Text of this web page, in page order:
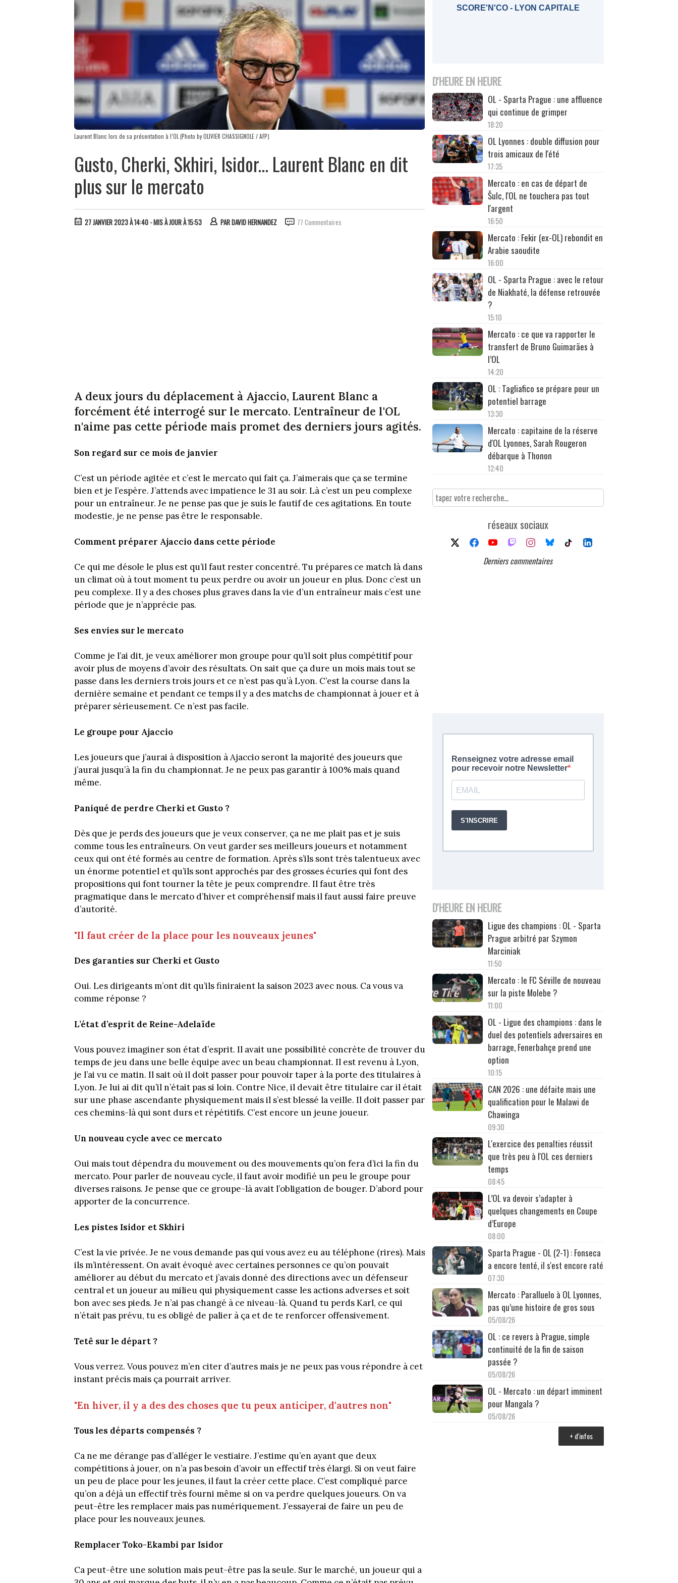
Laurent Blanc lors de sa présentation à l’OL (Photo by OLIVIER CHASSIGNOLE / AFP)
Gusto, Cherki, Skhiri, Isidor... Laurent Blanc en dit
plus sur le mercato
27 JANVIER 2023 À 14:40 - MIS À JOUR À 15:53 PARDAVID HERNANDEZ 77 Commentaires
A deux jours du déplacement à Ajaccio, Laurent Blanc a
forcément été interrogé sur le mercato. L'entraîneur de l'OL
n'aime pas cette période mais promet des derniers jours agités.
Son regard sur ce mois de janvier
C’est un période agitée et c’est le mercato qui fait ça. J’aimerais que ça se termine
bien et je l’espère. J’attends avec impatience le 31 au soir. Là c’est un peu complexe
pour un entraîneur. Je ne pense pas que je suis le fautif de ces agitations. En toute
modestie, je ne pense pas être le responsable.
Comment préparer Ajaccio dans cette période
Ce qui me désole le plus est qu’il faut rester concentré. Tu prépares ce match là dans
un climat où à tout moment tu peux perdre ou avoir un joueur en plus. Donc c’est un
peu complexe. Il y a des choses plus graves dans la vie d’un entraîneur mais c’est une
période que je n’apprécie pas.
Ses envies sur le mercato
Comme je l’ai dit, je veux améliorer mon groupe pour qu’il soit plus compétitif pour
avoir plus de moyens d’avoir des résultats. On sait que ça dure un mois mais tout se
passe dans les derniers trois jours et ce n’est pas qu’à Lyon. C’est la course dans la
dernière semaine et pendant ce temps il y a des matchs de championnat à jouer et à
préparer sérieusement. Ce n’est pas facile.
Le groupe pour Ajaccio
Les joueurs que j’aurai à disposition à Ajaccio seront la majorité des joueurs que
j’aurai jusqu’à la fin du championnat. Je ne peux pas garantir à 100% mais quand
même.
Paniqué de perdre Cherki et Gusto ?
Dès que je perds des joueurs que je veux conserver, ça ne me plait pas et je suis
comme tous les entraîneurs. On veut garder ses meilleurs joueurs et notamment
ceux qui ont été formés au centre de formation. Après s’ils sont très talentueux avec
un énorme potentiel et qu’ils sont approchés par des grosses écuries qui font des
propositions qui font tourner la tête je peux comprendre. Il faut être très
pragmatique dans le mercato d’hiver et compréhensif mais il faut aussi faire preuve
d’autorité.
"Il faut créer de la place pour les nouveaux jeunes"
Des garanties sur Cherki et Gusto
Oui. Les dirigeants m’ont dit qu’ils finiraient la saison 2023 avec nous. Ca vous va
comme réponse ?
L’état d’esprit de Reine-Adelaïde
Vous pouvez imaginer son état d’esprit. Il avait une possibilité concrète de trouver du
temps de jeu dans une belle équipe avec un beau championnat. Il est revenu à Lyon,
je l’ai vu ce matin. Il sait où il doit passer pour pouvoir taper à la porte des titulaires à
Lyon. Je lui ai dit qu’il n’était pas si loin. Contre Nice, il devait être titulaire car il était
sur une phase ascendante physiquement mais il s’est blessé la veille. Il doit passer par
ces chemins-là qui sont durs et répétitifs. C’est encore un jeune joueur.
Un nouveau cycle avec ce mercato
Oui mais tout dépendra du mouvement ou des mouvements qu’on fera d’ici la fin du
mercato. Pour parler de nouveau cycle, il faut avoir modifié un peu le groupe pour
diverses raisons. Je pense que ce groupe-là avait l’obligation de bouger. D’abord pour
apporter de la concurrence.
Les pistes Isidor et Skhiri
C’est la vie privée. Je ne vous demande pas qui vous avez eu au téléphone (rires). Mais
ils m’intéressent. On avait évoqué avec certaines personnes ce qu’on pouvait
améliorer au début du mercato et j’avais donné des directions avec un défenseur
central et un joueur au milieu qui physiquement casse les actions adverses et soit
bon avec ses pieds. Je n’ai pas changé à ce niveau-là. Quand tu perds Karl, ce qui
n’était pas prévu, tu es obligé de palier à ça et de te renforcer offensivement.
Tetê sur le départ ?
Vous verrez. Vous pouvez m’en citer d’autres mais je ne peux pas vous répondre à cet
instant précis mais ça pourrait arriver.
"En hiver, il y a des des choses que tu peux anticiper, d'autres non"
Tous les départs compensés ?
Ca ne me dérange pas d’alléger le vestiaire. J’estime qu’en ayant que deux
compétitions à jouer, on n’a pas besoin d’avoir un effectif très élargi. Si on veut faire
un peu de place pour les jeunes, il faut la créer cette place. C’est compliqué parce
qu’on a déjà un effectif très fourni même si on va perdre quelques joueurs. On va
peut-être les remplacer mais pas numériquement. J’essayerai de faire un peu de
place pour les nouveaux jeunes.
Remplacer Toko-Ekambi par Isidor
Ca peut-être une solution mais peut-être pas la seule. Sur le marché, un joueur qui a
SCORE'N'CO - LYON CAPITALE
D'HEURE EN HEURE
OL - Sparta Prague : une affluence
qui continue de grimper
18:20
OL Lyonnes : double diffusion pour
trois amicaux de l'été
17:35
Mercato : en cas de départ de
Šulc, l'OL ne touchera pas tout
l'argent
16:50
Mercato : Fekir (ex-OL) rebondit en
Arabie saoudite
16:00
OL - Sparta Prague : avec le retour
de Niakhaté, la défense retrouvée
?
15:10
Mercato : ce que va rapporter le
transfert de Bruno Guimarães à
l’OL
14:20
OL : Tagliafico se prépare pour un
potentiel barrage
13:30
Mercato : capitaine de la réserve
d'OL Lyonnes, Sarah Rougeron
débarque à Thonon
12:40
réseaux sociaux
Derniers commentaires
D'HEURE EN HEURE
Ligue des champions : OL - Sparta
Prague arbitré par Szymon
Marciniak
11:50
Mercato : le FC Séville de nouveau
sur la piste Molebe ?
11:00
OL - Ligue des champions : dans le
duel des potentiels adversaires en
barrage, Fenerbahçe prend une
option
10:15
CAN 2026 : une défaite mais une
qualification pour le Malawi de
Chawinga
09:30
L'exercice des penalties réussit
que très peu à l'OL ces derniers
temps
08:45
L’OL va devoir s’adapter à
quelques changements en Coupe
d’Europe
08:00
Sparta Prague - OL (2-1) : Fonseca
a encore tenté, il s'est encore raté
07:30
Mercato : Paralluelo à OL Lyonnes,
pas qu’une histoire de gros sous
05/08/26
OL : ce revers à Prague, simple
continuité de la fin de saison
passée ?
05/08/26
OL - Mercato : un départ imminent
pour Mangala ?
05/08/26
+ d'infos